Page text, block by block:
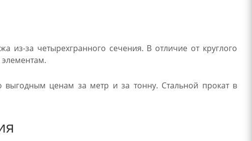
из-за четырехгранного сечения. В отличие от круглого
элементам.
ценам за метр и за тонну. Стальной прокат в